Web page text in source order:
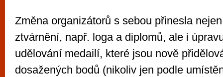
Změna organizátorů s sebou přinesla
ztvárnění, např. loga a diplomů, ale i
udělování medailí, které jsou nově
dosažených bodů (nikoliv jen podle